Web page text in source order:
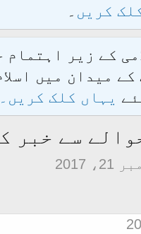
کریں ۔
کے زیر
میدان میں
یہاں کلک کریں۔
سے خبر
2017